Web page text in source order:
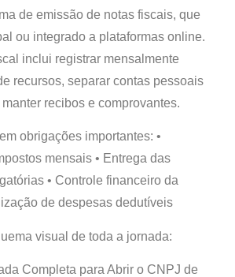
de emissão de notas fiscais, que
ou integrado a plataformas online.
inclui registrar mensalmente
recursos, separar contas pessoais
recibos e comprovantes.
obrigações importantes: •
mensais • Entrega das
• Controle financeiro da
de despesas dedutíveis
visual de toda a jornada:
Completa para Abrir o CNPJ de